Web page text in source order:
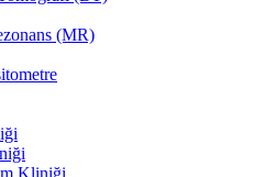
(MR)
Kliniği